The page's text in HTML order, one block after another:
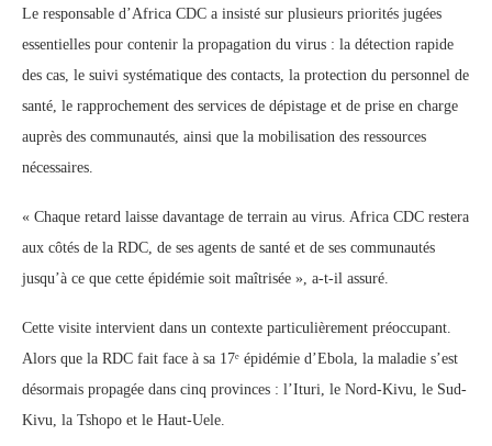
Le responsable d’Africa CDC a insisté sur plusieurs priorités jugées
essentielles pour contenir la propagation du virus : la détection rapide
des cas, le suivi systématique des contacts, la protection du personnel de
santé, le rapprochement des services de dépistage et de prise en charge
auprès des communautés, ainsi que la mobilisation des ressources
nécessaires.
« Chaque retard laisse davantage de terrain au virus. Africa CDC restera
aux côtés de la RDC, de ses agents de santé et de ses communautés
jusqu’à ce que cette épidémie soit maîtrisée », a-t-il assuré.
Cette visite intervient dans un contexte particulièrement préoccupant.
Alors que la RDC fait face à sa 17ᵉ épidémie d’Ebola, la maladie s’est
désormais propagée dans cinq provinces : l’Ituri, le Nord-Kivu, le Sud-
Kivu, la Tshopo et le Haut-Uele.